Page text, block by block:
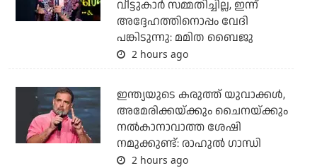
വീട്ടുകാര്‍ സമ്മതിച്ചില്ല, ഇന്ന്
അദ്ദേഹത്തിനൊപ്പം വേദി
പങ്കിടുന്നു: മമിത ബൈജു
2 hours ago
ഇന്ത്യയുടെ കരുത്ത് യുവാക്കള്‍,
അമേരിക്കയ്ക്കും ചൈനയ്ക്കും
നല്‍കാനാവാത്ത ശേഷി
നമുക്കുണ്ട്: രാഹുല്‍ ഗാന്ധി
2 hours ago